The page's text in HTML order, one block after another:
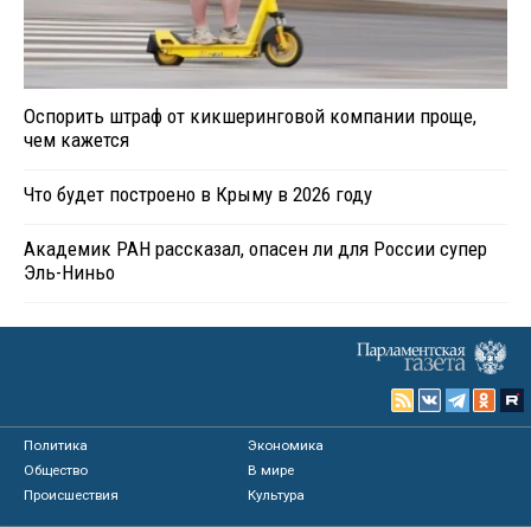
Оспорить штраф от кикшеринговой компании проще,
чем кажется
Что будет построено в Крыму в 2026 году
Академик РАН рассказал, опасен ли для России супер
Эль-Ниньо
Политика
Экономика
Общество
В мире
Происшествия
Культура